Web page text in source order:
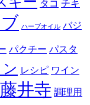
タコ チキ
ハーブオイル バジ
パクチー パスタ
レシピ ワイン
藤井寺 調理用